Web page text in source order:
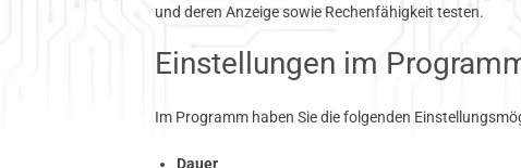
und deren Anzeige sowie Rechenfähigkeit testen.
Einstellungen im
Im Programm haben Sie die folgenden
Dauer